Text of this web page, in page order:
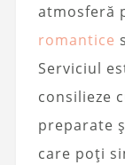
atmosferă
romantice
Serviciul
consilieze
preparate
care poți